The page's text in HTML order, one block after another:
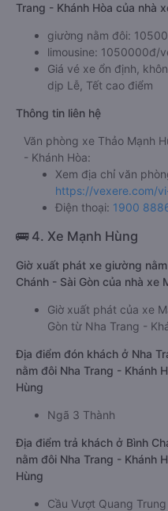
Trang - Khánh Hòa của nhà
giường nằm đôi:
limousine: 1050000đ/
Giá vé xe ổn định,
dịp Lễ, Tết cao điểm
Thông tin liên hệ
Văn phòng xe Thảo Mạnh
- Khánh Hòa:
Xem địa chỉ văn
https://vexere.com/
Điện thoại: 1900
🚌 4. Xe Mạnh Hùng
Giờ xuất phát xe giường
Chánh - Sài Gòn của nhà xe
Giờ xuất phát của xe
Gòn từ Nha Trang -
Địa điểm đón khách ở Nha
nằm đôi Nha Trang - Khánh
Hùng
Ngã 3 Thành
Địa điểm trả khách ở Bình
nằm đôi Nha Trang - Khánh
Hùng
Cầu Vượt Quang Trung